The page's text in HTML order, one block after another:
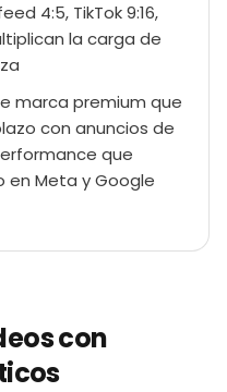
4:5, TikTok 9:16,
la carga de
marca premium que
con anuncios de
que
en Meta y Google
con